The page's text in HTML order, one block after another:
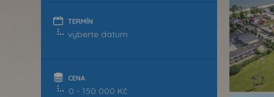
TERMÍN
CENA
0 - 150 000 Kč